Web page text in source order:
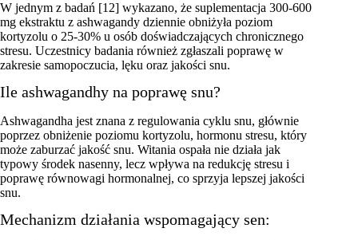
W jednym z badań [12] wykazano, że suplementacja 300-600
mg ekstraktu z ashwagandy dziennie obniżyła poziom
kortyzolu o 25-30% u osób doświadczających chronicznego
stresu. Uczestnicy badania również zgłaszali poprawę w
zakresie samopoczucia, lęku oraz jakości snu.
Ile ashwagandhy na poprawę snu?
Ashwagandha jest znana z regulowania cyklu snu, głównie
poprzez obniżenie poziomu kortyzolu, hormonu stresu, który
może zaburzać jakość snu. Witania ospała nie działa jak
typowy środek nasenny, lecz wpływa na redukcję stresu i
poprawę równowagi hormonalnej, co sprzyja lepszej jakości
snu.
Mechanizm działania wspomagający sen: